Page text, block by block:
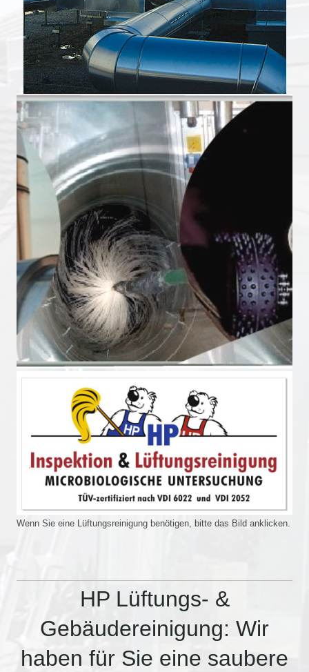
Wenn Sie eine Lüftungsreinigung benötigen, bitte das Bild anklicken.
HP Lüftungs- &
Gebäudereinigung: Wir
haben für Sie eine saubere